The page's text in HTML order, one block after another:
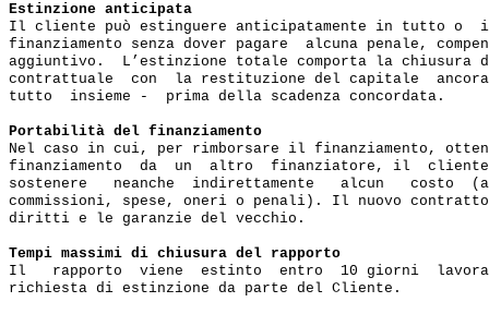
Estinzione anticipata
Il cliente può estinguere anticipatamente in tutto
finanziamento senza dover pagare  alcuna penale,
aggiuntivo.  L’estinzione totale comporta la chiusura
contrattuale  con  la restituzione del capitale
tutto  insieme -  prima della scadenza concordata.
Portabilità del finanziamento
Nel caso in cui, per rimborsare il finanziamento,
finanziamento  da  un  altro  finanziatore, il
sostenere   neanche  indirettamente   alcun   costo
commissioni, spese, oneri o penali). Il nuovo
diritti e le garanzie del vecchio.
Tempi massimi di chiusura del rapporto
Il   rapporto  viene  estinto  entro  10 giorni
richiesta di estinzione da parte del Cliente.